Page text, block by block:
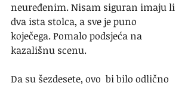
neuređenim. Nisam siguran imaju li
dva ista stolca, a sve je puno
koječega. Pomalo podsjeća na
kazališnu scenu.
Da su šezdesete, ovo  bi bilo odlično